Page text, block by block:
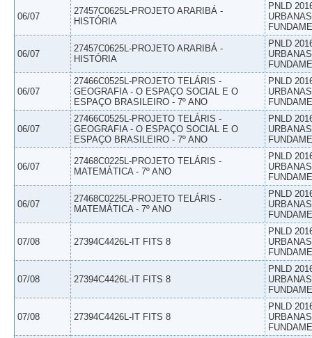
06/07
27457C0625L-PROJETO ARARIBÁ -
HISTÓRIA
PNLD
06/07
27457C0625L-PROJETO ARARIBÁ -
HISTÓRIA
PNLD
06/07
27466C0525L-PROJETO TELÁRIS -
GEOGRAFIA - O ESPAÇO SOCIAL E O
ESPAÇO BRASILEIRO - 7º ANO
PNLD
06/07
27466C0525L-PROJETO TELÁRIS -
GEOGRAFIA - O ESPAÇO SOCIAL E O
ESPAÇO BRASILEIRO - 7º ANO
PNLD
06/07
27468C0225L-PROJETO TELÁRIS -
MATEMÁTICA - 7º ANO
PNLD
06/07
27468C0225L-PROJETO TELÁRIS -
MATEMÁTICA - 7º ANO
PNLD
07/08 27394C4426L-IT FITS 8
PNLD
07/08 27394C4426L-IT FITS 8
PNLD
07/08 27394C4426L-IT FITS 8
PNLD